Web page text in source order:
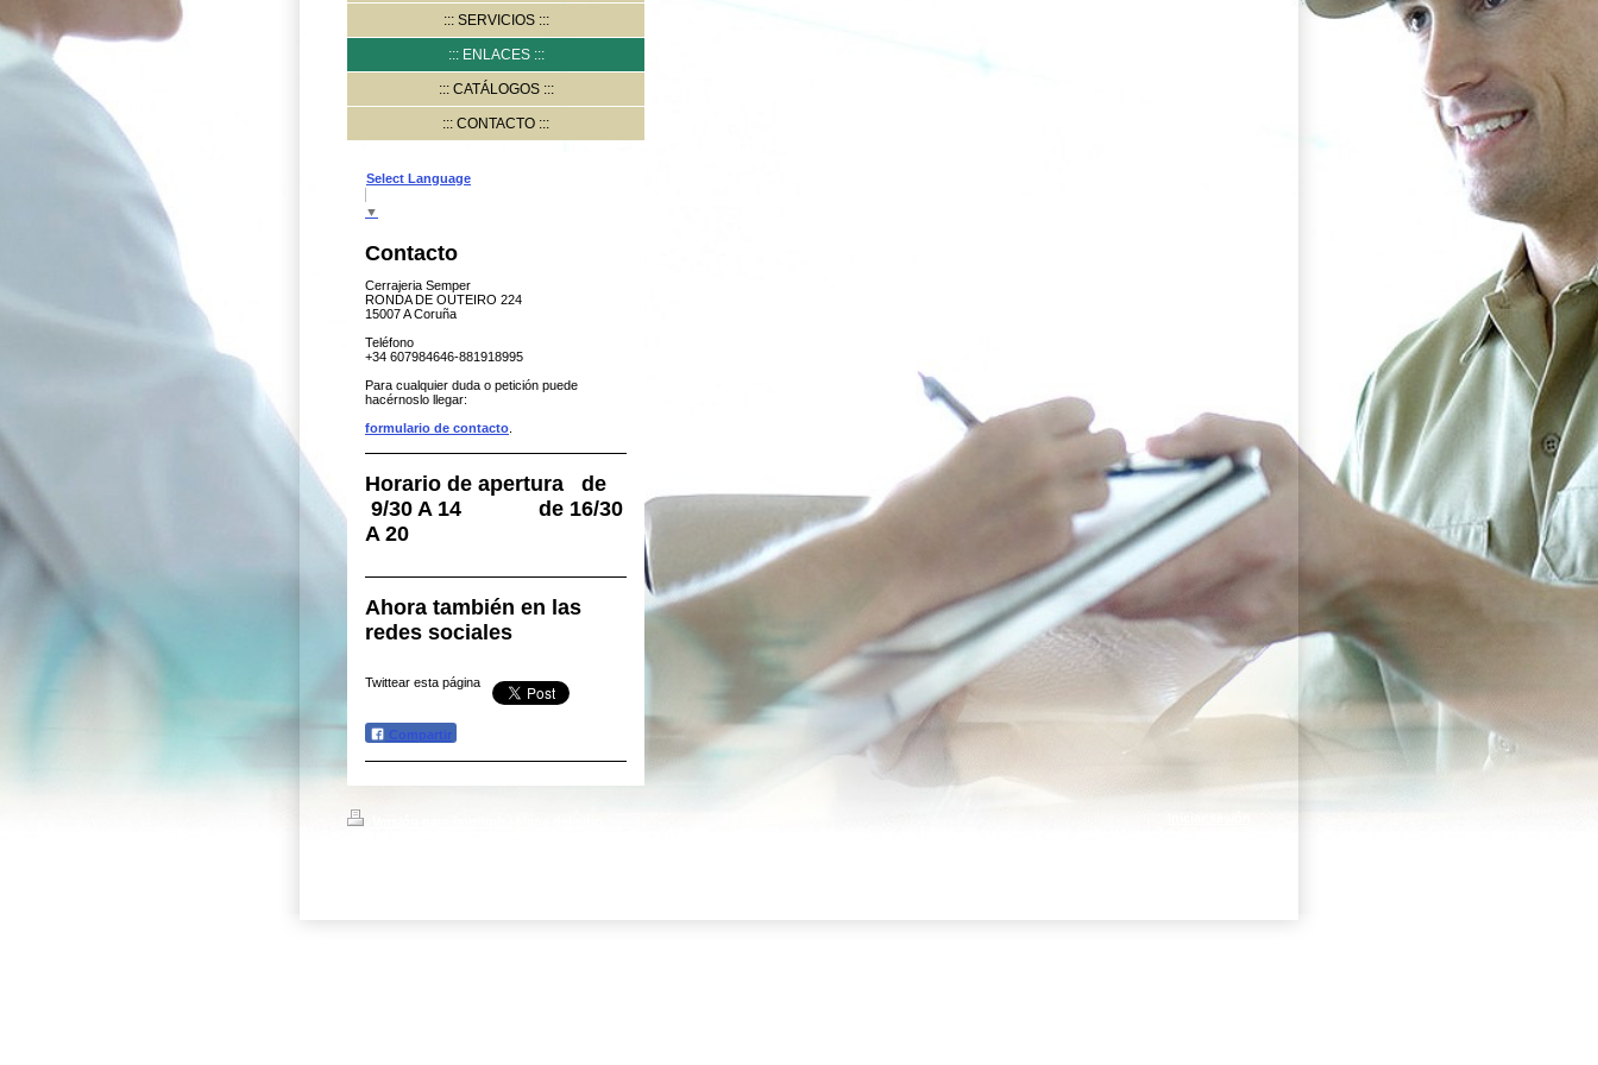
SERVICIOS
ENLACES
CATÁLOGOS
CONTACTO
Select Language
▼
Contacto
Cerrajeria Semper
RONDA DE OUTEIRO 224
15007 A Coruña
Teléfono
+34 607984646-881918995
Para cualquier duda o petición puede
hacérnoslo llegar:
formulario de contacto
Horario de apertura de
9/30 A 14 de 16/30
A 20
Ahora también en las
redes sociales
Twittear esta página
Compartir